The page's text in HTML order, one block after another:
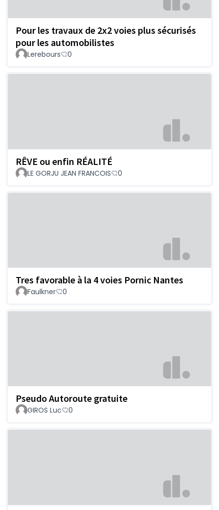
Pour les travaux de 2x2 voies plus sécurisés
pour les automobilistes
Lerebours 0
RÊVE ou enfin RÉALITÉ
LE GORJU JEAN FRANCOIS 0
Tres favorable à la 4 voies Pornic Nantes
Faulkner 0
Pseudo Autoroute gratuite
GIROS Luc 0